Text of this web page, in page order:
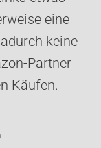
eine
keine
Partner
Käufen.